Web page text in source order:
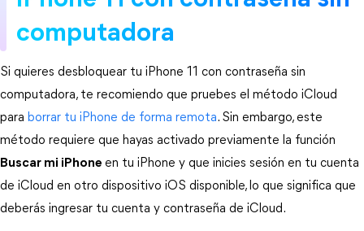
computadora
Si quieres desbloquear tu iPhone 11 con contraseña sin
computadora, te recomiendo que pruebes el método iCloud
para borrar tu iPhone de forma remota. Sin embargo, este
método requiere que hayas activado previamente la función
Buscar mi iPhone en tu iPhone y que inicies sesión en tu cuenta
de iCloud en otro dispositivo iOS disponible, lo que significa que
deberás ingresar tu cuenta y contraseña de iCloud.